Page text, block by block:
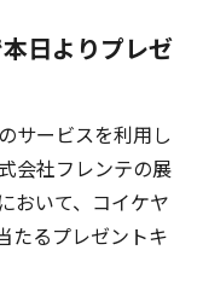
日よりプレゼ
サービスを利用し
会社フレンテの展
おいて、コイケヤ
たるプレゼントキ